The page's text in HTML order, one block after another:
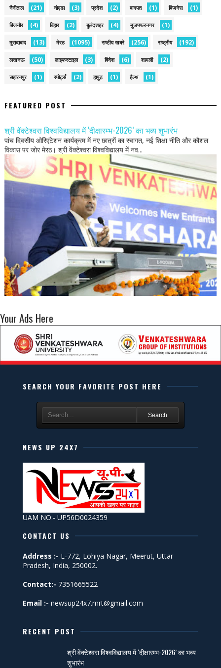
नैनीताल (21) नोएडा (3) प्रदेश (2) बागपत (1) बिजनेस (1)
बिजनौर (4) बिहार (2) बुलंदशहर (4) मुजफ्फरनगर (1)
मुरादाबाद (13) मेरठ (1095) राष्टीय खबरे (256) राष्ट्रीय (192)
लखनऊ (50) लाइफस्टाइल (3) विदेश (6) शामली (2)
सहारनपुर (1) स्पोर्ट्स (2) हापुड़ (1) हैल्थ (1)
FEATURED POST
श्री वेंक्टेश्वरा विश्वविद्यालय में ‘दीक्षारम्भ-2026’ का भव्य शुभारंभ
पांच दिवसीय ओरिएंटेशन कार्यक्रम में नए छात्रों का स्वागत, नई शिक्षा नीति और कौशल
विकास पर जोर मेरठ। श्री वेंक्टेश्वरा विश्वविद्यालय में नव...
Your Ads Here
SEARCH YOUR FAVORITE POST HERE
Search
NEWS UP 24X7
UAM NO:- UP56D0024359
CONTACT US
Address :- L-772, Lohiya Nagar, Meerut, Uttar
Pradesh, India, 250002.
Contact:- 7351665522
Email :- newsup24x7.mrt@gmail.com
RECENT POST
श्री वेंक्टेश्वरा विश्वविद्यालय में ‘दीक्षारम्भ-2026’ का भव्य
शुभारंभ